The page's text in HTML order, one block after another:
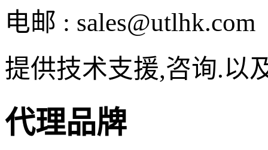
电邮 : sales@utlhk.com
提供技术支援,咨询.以
代理品牌